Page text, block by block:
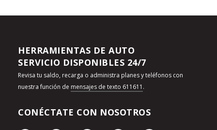
HERRAMIENTAS DE AUTO
SERVICIO DISPONIBLES 24/7
Revisa tu saldo, recarga o administra planes y teléfonos con
nuestra función de mensajes de texto 611611 .
CONÉCTATE CON NOSOTROS